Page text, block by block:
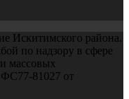
Искитимского района.
по надзору в сфере
массовых
81027 от